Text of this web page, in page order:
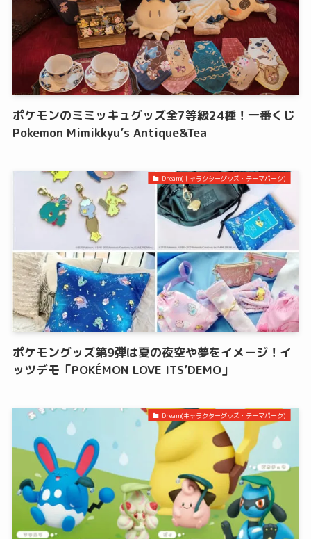
ポケモンのミミッキュグッズ全7等級24種！一番くじ
Pokemon Mimikkyu’s Antique&Tea
Dream(キャラクターグッズ・テーマパーク)
ポケモングッズ第9弾は夏の夜空や夢をイメージ！イ
ッツデモ「POKÉMON LOVE ITS’DEMO」
Dream(キャラクターグッズ・テーマパーク)